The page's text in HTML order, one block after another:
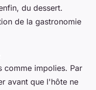
du dessert.
de la gastronomie
comme impolies. Par
avant que l'hôte ne